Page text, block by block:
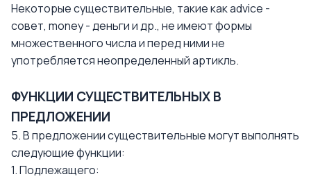
Некоторые существительные, такие как advice -
совет, money - деньги и др., не имеют формы
множественного числа и перед ними не
употребляется неопределенный артикль.
ФУНКЦИИ СУЩЕСТВИТЕЛЬНЫХ В
ПРЕДЛОЖЕНИИ
5. В предложении существительные могут выполнять
следующие функции:
1. Подлежащего: